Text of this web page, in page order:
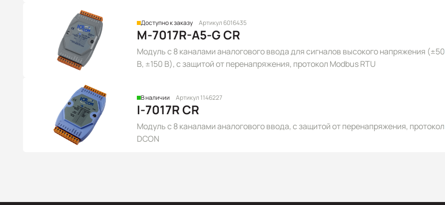
Доступно к заказу Артикул 6016435
M-7017R-A5-G CR
Модуль с 8 каналами аналогового ввода для сигналов высокого напряжения (±50
В, ±150 В), с защитой от перенапряжения, протокол Modbus RTU
В наличии Артикул 1146227
I-7017R CR
Модуль с 8 каналами аналогового ввода, с защитой от перенапряжения, протокол
DCON